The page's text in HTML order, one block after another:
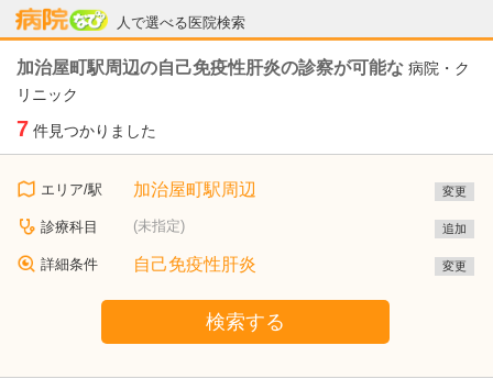
人で選べる医院検索
病院なび
加治屋町駅周辺の自己免疫性肝炎の診察が可能な 病院・ク
リニック
7 件見つかりました
エリア/駅 加治屋町駅周辺 変更
診療科目 (未指定) 追加
詳細条件 自己免疫性肝炎 変更
検索する